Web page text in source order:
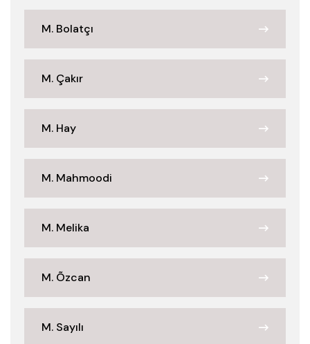
M. Bolatçı
M. Çakır
M. Hay
M. Mahmoodi
M. Melika
M. Õzcan
M. Sayılı